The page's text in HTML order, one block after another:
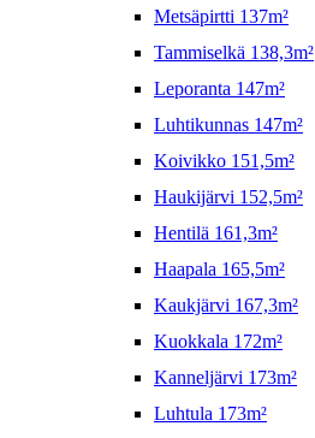
Metsäpirtti 137m²
Tammiselkä 138,3m²
Leporanta 147m²
Luhtikunnas 147m²
Koivikko 151,5m²
Haukijärvi 152,5m²
Hentilä 161,3m²
Haapala 165,5m²
Kaukjärvi 167,3m²
Kuokkala 172m²
Kanneljärvi 173m²
Luhtula 173m²